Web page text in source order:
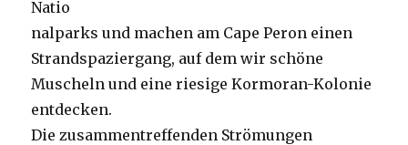
Natio
nalparks und machen am Cape Peron einen
Strandspaziergang, auf dem wir schöne
Muscheln und eine riesige Kormoran-Kolonie
entdecken.
Die zusammentreffenden Strömungen